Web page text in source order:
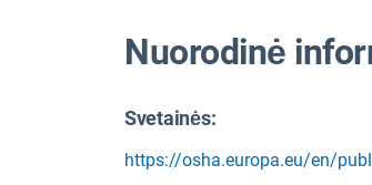
Nuorodinė
Svetainės:
https://osha.europa.eu/en/